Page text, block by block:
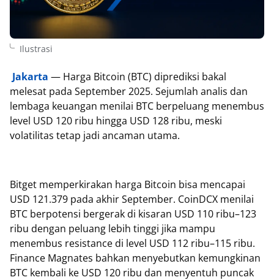
Ilustrasi
Jakarta — Harga Bitcoin (BTC) diprediksi bakal
melesat pada September 2025. Sejumlah analis dan
lembaga keuangan menilai BTC berpeluang menembus
level USD 120 ribu hingga USD 128 ribu, meski
volatilitas tetap jadi ancaman utama.
Bitget memperkirakan harga Bitcoin bisa mencapai
USD 121.379 pada akhir September. CoinDCX menilai
BTC berpotensi bergerak di kisaran USD 110 ribu–123
ribu dengan peluang lebih tinggi jika mampu
menembus resistance di level USD 112 ribu–115 ribu.
Finance Magnates bahkan menyebutkan kemungkinan
BTC kembali ke USD 120 ribu dan menyentuh puncak